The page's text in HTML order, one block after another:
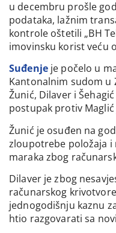
u decembru prošle
podataka, lažnim
kontrole oštetili „BH
imovinsku korist veću
Suđenjeje počelo u
Kantonalnim sudom u
Žunić, Dilaver i
postupak protiv
Žunić je osuđen na
zloupotrebe položaja i
maraka zbog
Dilaver je zbog
računarskog
jednogodišnju kaznu
htio razgovarati sa